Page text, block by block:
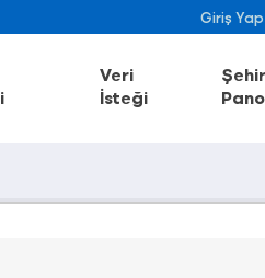
Giriş Yap
Veri
İsteği
Şehir